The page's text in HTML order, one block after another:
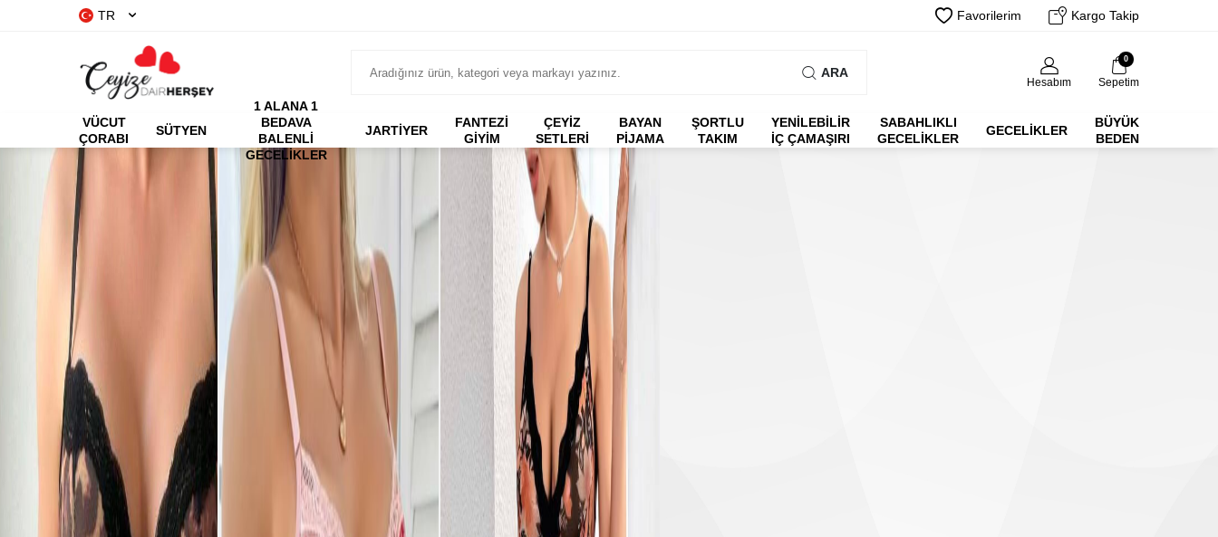
TR Favorilerim Kargo Takip
ARA
Hesabım
0
Sepetim
VÜCUT
ÇORABI
SÜTYEN
1 ALANA 1
BEDAVA
BALENLI
GECELIKLER
JARTİYER
FANTEZI
GIYIM
ÇEYİZ
SETLERİ
BAYAN
PİJAMA
ŞORTLU
TAKIM
YENİLEBİLİR
İÇ ÇAMAŞIRI
SABAHLIKLI
GECELIKLER
GECELIKLER
BÜYÜK
BEDEN